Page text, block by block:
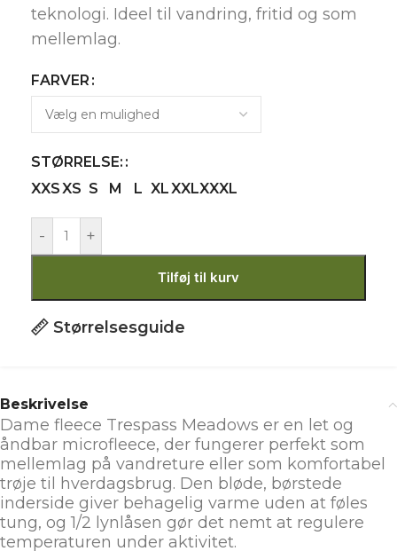
teknologi. Ideel til vandring, fritid og som
mellemlag.
FARVER
STØRRELSE:
XXSXS S M L XLXXLXXXL
- +
Tilføj til kurv
Størrelsesguide
Beskrivelse
Dame fleece Trespass Meadows er en let og
åndbar microfleece, der fungerer perfekt som
mellemlag på vandreture eller som komfortabel
trøje til hverdagsbrug. Den bløde, børstede
inderside giver behagelig varme uden at føles
tung, og 1/2 lynlåsen gør det nemt at regulere
temperaturen under aktivitet.